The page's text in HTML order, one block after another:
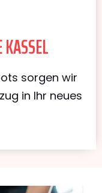
sorgen wir
in Ihr neues